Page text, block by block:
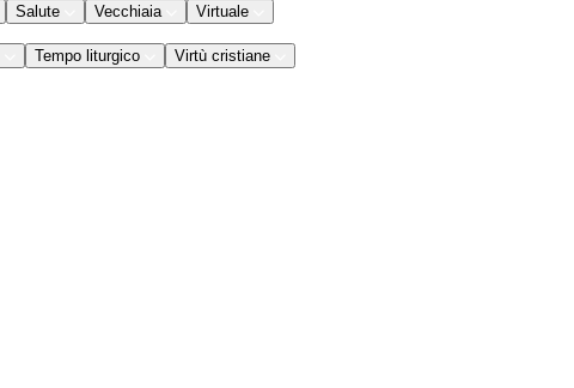
Salute Vecchiaia Virtuale
Tempo liturgico Virtù cristiane